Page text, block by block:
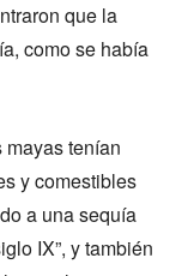
que la
como se había
tenían
y comestibles
a una sequía
IX”, y también